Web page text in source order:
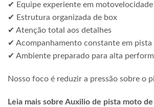
✔ Equipe experiente em motovelocidade
✔ Estrutura organizada de box
✔ Atenção total aos detalhes
✔ Acompanhamento constante em pista
✔ Ambiente preparado para alta
Nosso foco é reduzir a pressão sobre o
Leia mais sobre Auxilio de pista moto